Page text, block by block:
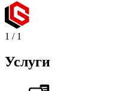
1 / 1
Услуги